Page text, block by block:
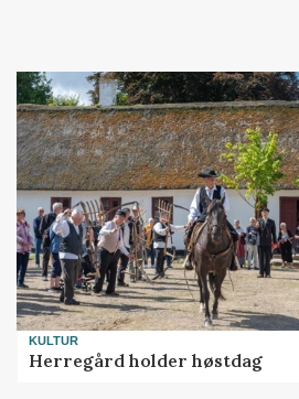
KULTUR
Herregård holder høstdag